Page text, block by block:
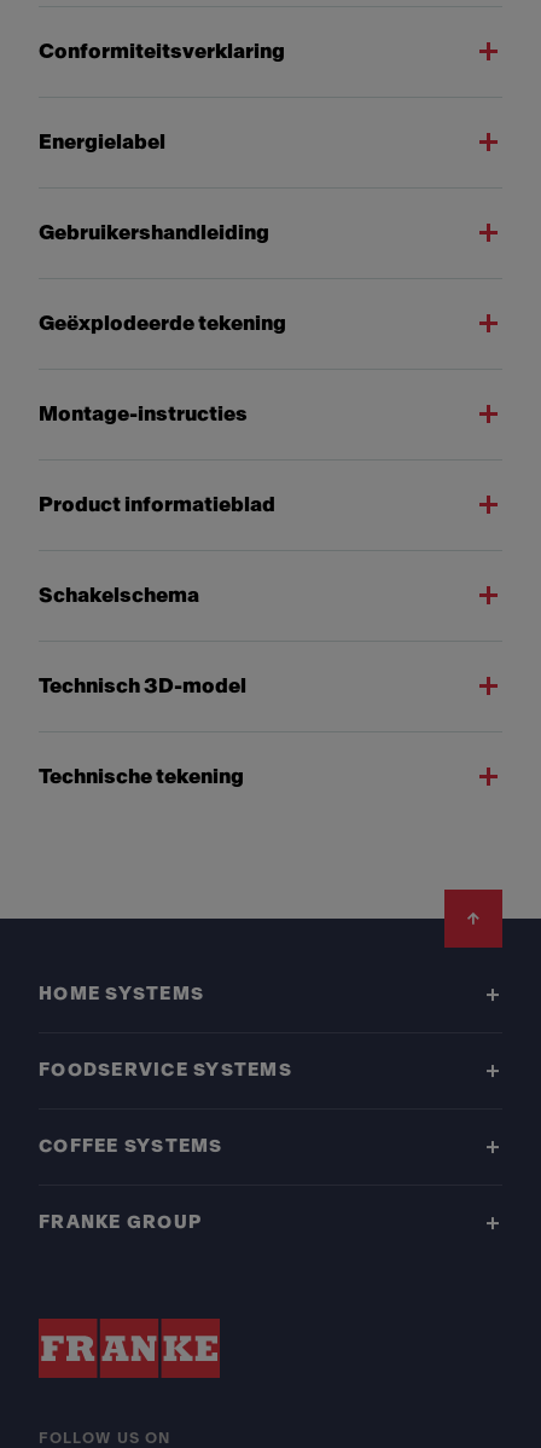
Conformiteitsverklaring
Energielabel
Gebruikershandleiding
Geëxplodeerde tekening
Montage-instructies
Product informatieblad
Schakelschema
Technisch 3D-model
Technische tekening
HOME SYSTEMS
FOODSERVICE SYSTEMS
COFFEE SYSTEMS
FRANKE GROUP
FOLLOW US ON